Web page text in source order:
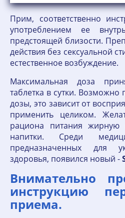
Прим, соответственно
употреблением ее
предстоящей близости.
действия без сексуальной
естественное возбуждение.
Максимальная доза
таблетка в сутки.
дозы, это зависит от
применить целиком.
рациона питания
напитки. Среди
предназначенных для
здоровья, появился новый -
Внимательно
инструкцию
приема.